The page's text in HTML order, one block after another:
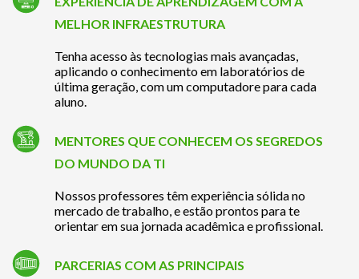
MELHOR INFRAESTRUTURA
Tenha acesso às tecnologias mais avançadas,
aplicando o conhecimento em laboratórios de
última geração, com um computadore para cada
aluno.
MENTORES QUE CONHECEM OS SEGREDOS
DO MUNDO DA TI
Nossos professores têm experiência sólida no
mercado de trabalho, e estão prontos para te
orientar em sua jornada acadêmica e profissional.
PARCERIAS COM AS PRINCIPAIS